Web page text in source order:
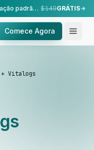
Configuração feita para você — configuração padrão, realizada pela nossa equipe. $149GRÁTIS
Comece Agora
Vitalogs